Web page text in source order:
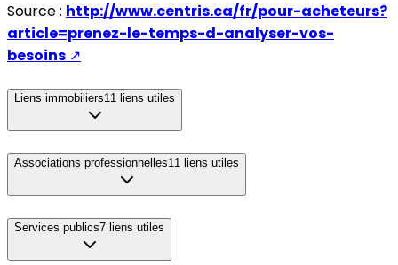
Source : http://www.centris.ca/fr/pour-acheteurs?
article=prenez-le-temps-d-analyser-vos-
besoins ↗
Liens immobiliers11 liens utiles
Associations professionnelles11 liens utiles
Services publics7 liens utiles